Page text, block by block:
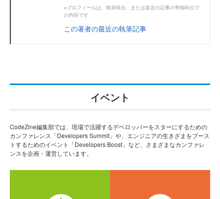
※プロフィールは、執筆時点、または直近の記事の寄稿時点で
の内容です
この著者の最近の執筆記事
イベント
CodeZine編集部では、現場で活躍するデベロッパーをスターにするための
カンファレンス「Developers Summit」や、エンジニアの生きざまをブース
トするためのイベント「Developers Boost」など、さまざまなカンファレ
ンスを企画・運営しています。